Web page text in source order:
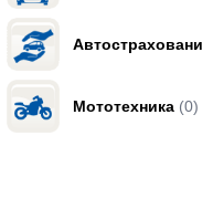
Мототехника (0)